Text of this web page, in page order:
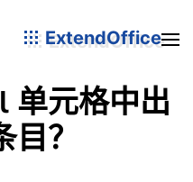
ExtendOffice
单元格中出
？